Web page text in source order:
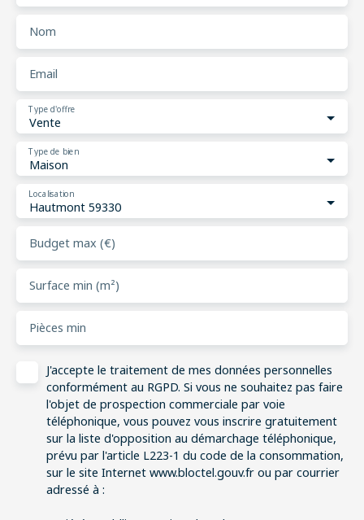
Nom
Email
Vente
Type d'offre
Maison
Type de bien
Hautmont 59330
Localisation
Budget max (€)
Surface min (m²)
Pièces min
J'accepte le traitement de mes données personnelles
conformément au RGPD. Si vous ne souhaitez pas faire
l'objet de prospection commerciale par voie
téléphonique, vous pouvez vous inscrire gratuitement
sur la liste d'opposition au démarchage téléphonique,
prévu par l'article L223-1 du code de la consommation,
sur le site Internet www.bloctel.gouv.fr ou par courrier
adressé à :